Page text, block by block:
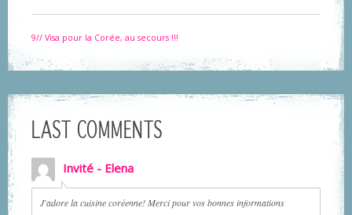
9// Visa pour la Corée, au secours !!!
LAST COMMENTS
Invité - Elena
J'adore la cuisine coréenne! Merci pour vos bonnes informations